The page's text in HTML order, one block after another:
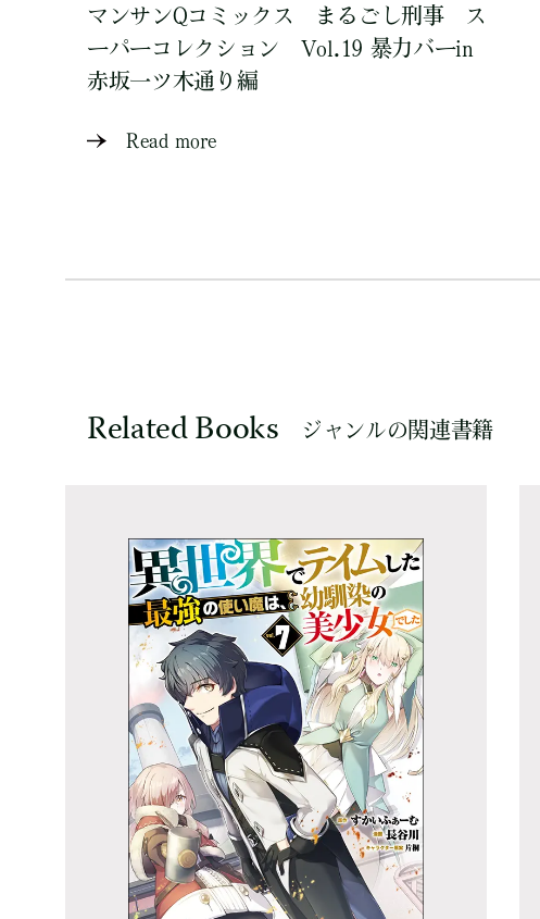
マンサンQコミックス まるごし刑事 ス
ーパーコレクション Vol.19 暴力バーin
赤坂一ツ木通り編
Read more
Related Books ジャンルの関連書籍